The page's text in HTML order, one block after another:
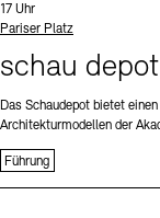
Uhrzeit:
17 Uhr
Standort
Pariser Platz
schau
Das Schaudepot bietet
Architekturmodellen der
Führung